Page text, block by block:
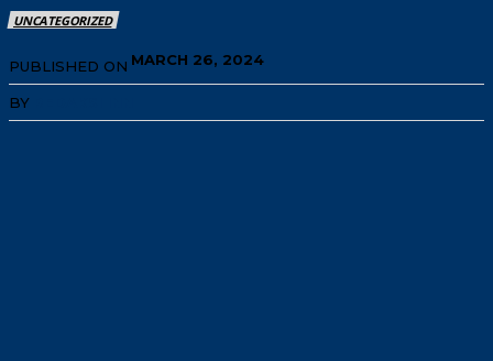
UNCATEGORIZED
PUBLISHED ON MARCH 26, 2024
BY